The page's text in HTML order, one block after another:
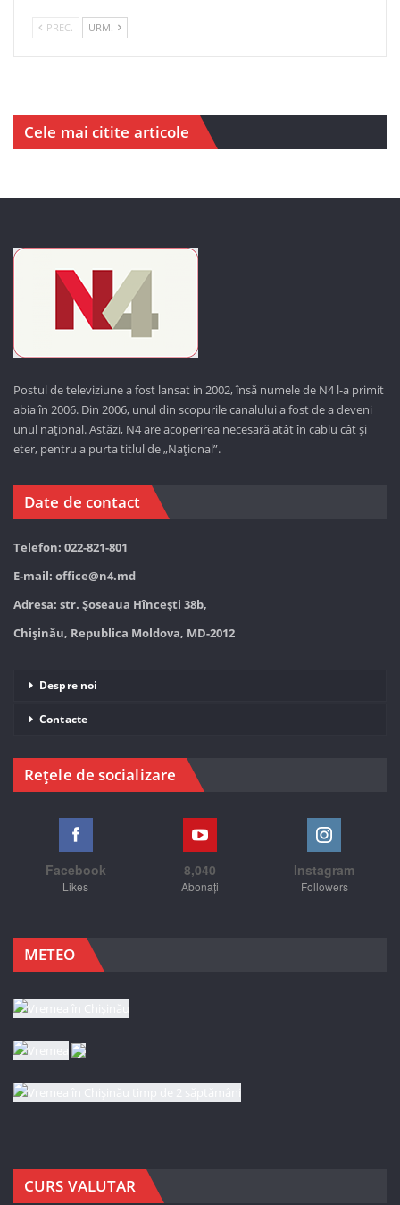
PREC. URM.
Cele mai citite articole
Postul de televiziune a fost lansat in 2002, însă numele de N4 l-a primit
abia în 2006. Din 2006, unul din scopurile canalului a fost de a deveni
unul național. Astăzi, N4 are acoperirea necesară atât în cablu cât și
eter, pentru a purta titlul de „Național”.
Date de contact
Telefon: 022-821-801
E-mail: office@n4.md
Adresa: str. Șoseaua Hînceşti 38b,
Chișinău, Republica Moldova, MD-2012
Despre noi
Contacte
Rețele de socializare
Facebook
Likes
8,040
Abonați
Instagram
Followers
METEO
CURS VALUTAR